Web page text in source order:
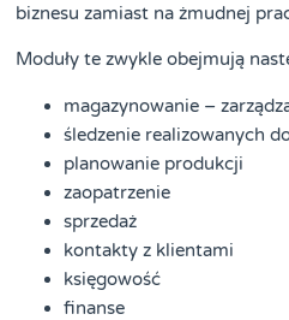
biznesu zamiast na żmudnej
Moduły te zwykle obejmują
magazynowanie –
śledzenie realizowanych
planowanie produkcji
zaopatrzenie
sprzedaż
kontakty z klientami
księgowość
finanse